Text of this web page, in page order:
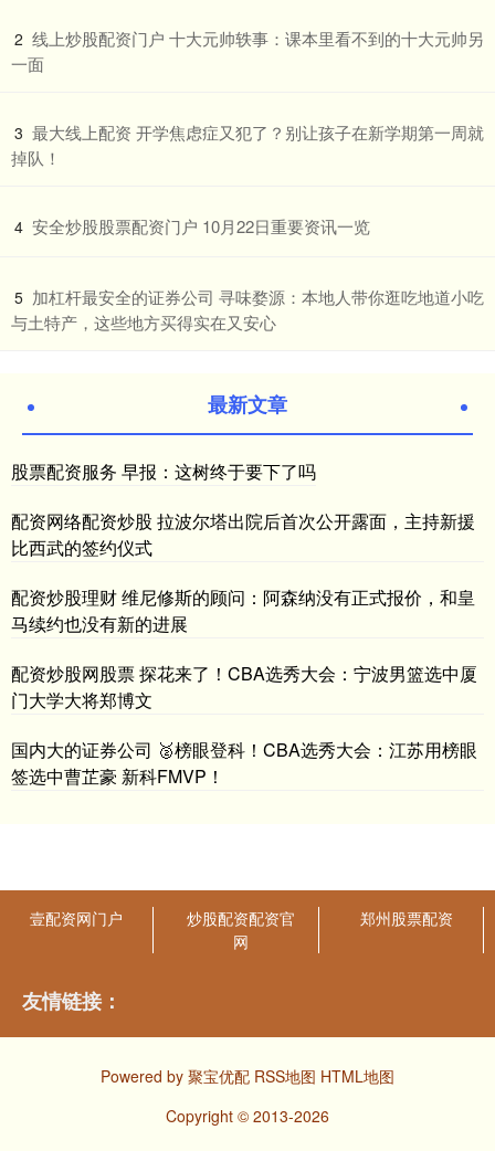
2 ​线上炒股配资门户 十大元帅轶事：课本里看不到的十大元帅另
一面
3 ​最大线上配资 开学焦虑症又犯了？别让孩子在新学期第一周就
掉队！
4 ​安全炒股股票配资门户 10月22日重要资讯一览
5 ​加杠杆最安全的证券公司 寻味婺源：本地人带你逛吃地道小吃
与土特产，这些地方买得实在又安心
最新文章
股票配资服务 早报：这树终于要下了吗
配资网络配资炒股 拉波尔塔出院后首次公开露面，主持新援
比西武的签约仪式
配资炒股理财 维尼修斯的顾问：阿森纳没有正式报价，和皇
马续约也没有新的进展
配资炒股网股票 探花来了！CBA选秀大会：宁波男篮选中厦
门大学大将郑博文
国内大的证券公司 🥈榜眼登科！CBA选秀大会：江苏用榜眼
签选中曹芷豪 新科FMVP！
壹配资网门户
炒股配资配资官
网
郑州股票配资
友情链接：
Powered by 聚宝优配 RSS地图 HTML地图
Copyright © 2013-2026